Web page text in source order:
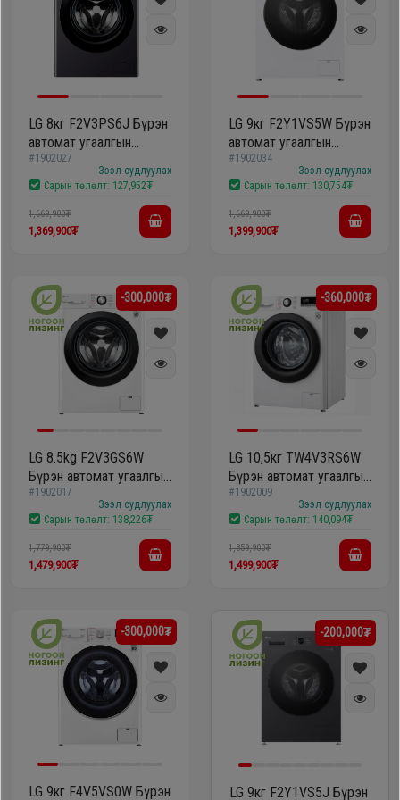
Oppo
Mi
Infinix
Huawei
Tablet
Ухаалаг
Цаг
Чихэвч
Дагалдах
хэрэгсэл
LG 8кг F2V3PS6J Бүрэн
автомат угаалгын
машин
#1902027
Зээл судлуулах
Сарын төлөлт: 127,952₮
1,669,900₮
1,369,900₮
LG 9кг F2Y1VS5W Бүрэн
автомат угаалгын
машин
#1902034
Зээл судлуулах
Сарын төлөлт: 130,754₮
1,669,900₮
1,399,900₮
-300,000₮
LG 8.5kg F2V3GS6W
Бүрэн автомат угаалгын
машин
#1902017
Зээл судлуулах
Сарын төлөлт: 138,226₮
1,779,900₮
1,479,900₮
-360,000₮
LG 10,5кг TW4V3RS6W
Бүрэн автомат угаалгын
машин
#1902009
Зээл судлуулах
Сарын төлөлт: 140,094₮
1,859,900₮
1,499,900₮
-300,000₮
LG 9кг F4V5VS0W Бүрэн
-200,000₮
LG 9кг F2Y1VS5J Бүрэн